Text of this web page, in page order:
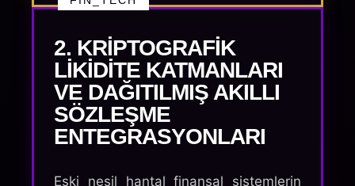
2. KRIPTOGRAFIK
LIKIDITE KATMANLARI
VE DAĞITILMIŞ AKILLI
SÖZLEŞME
ENTEGRASYONLARI
Eski nesil hantal finansal sistemlerin